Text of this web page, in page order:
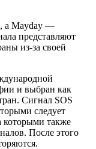
а Mayday —
представляют
из-за своей
и выбран как
Сигнал SOS
следует
которыми также
После этого